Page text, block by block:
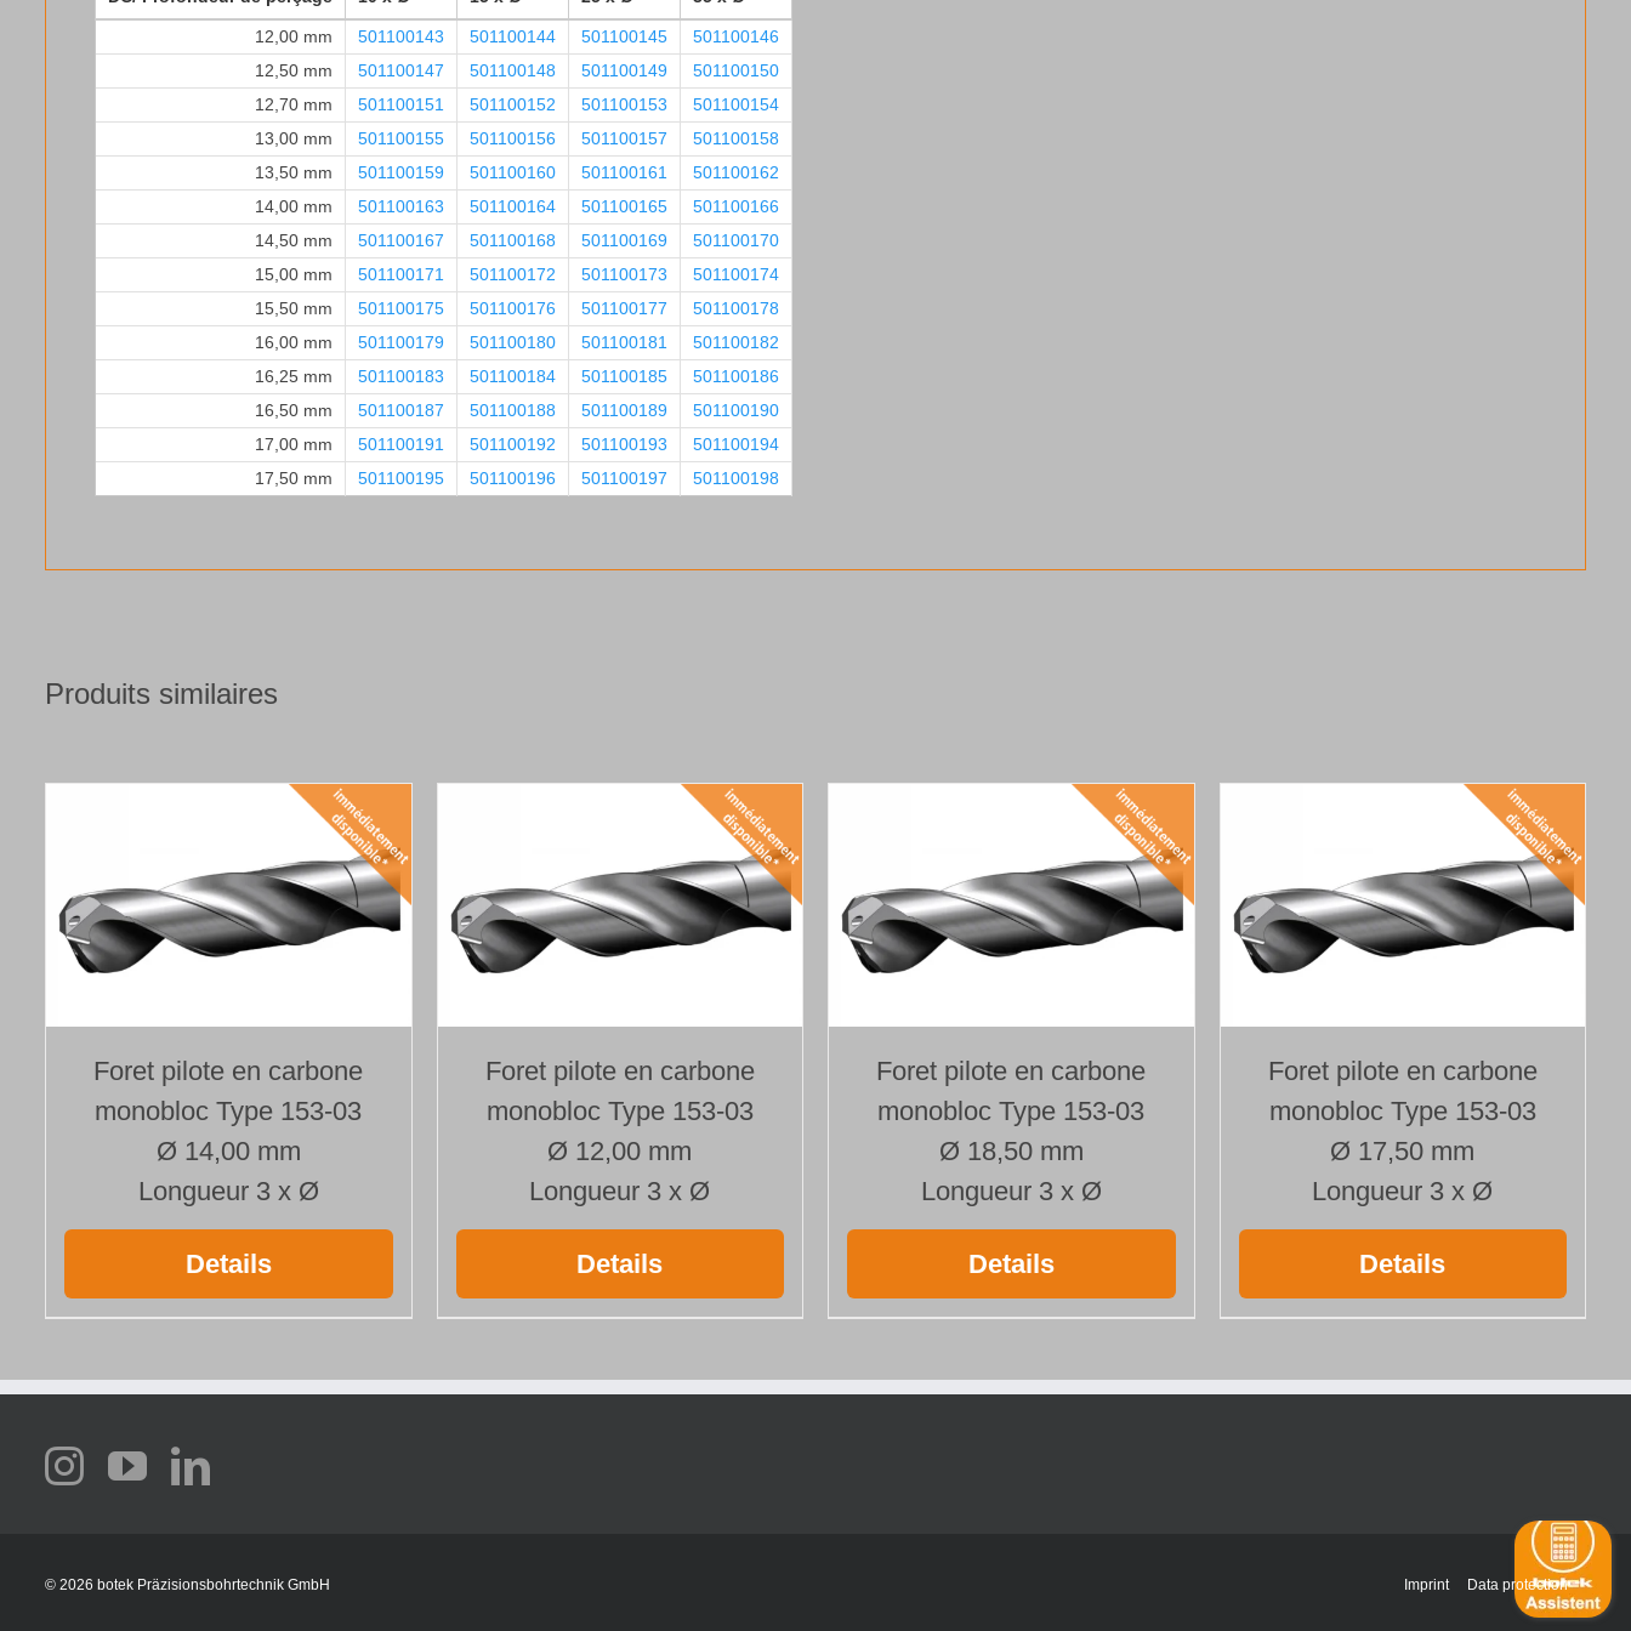
12,00 mm 501100143 501100144 501100145
501100146
12,50 mm
501100147 501100148 501100149
501100150
12,70 mm
501100151 501100152 501100153
501100154
13,00 mm
501100155 501100156 501100157
501100158
13,50 mm
501100159 501100160 501100161
501100162
14,00 mm
501100163 501100164 501100165
501100166
14,50 mm
501100167 501100168 501100169
501100170
15,00 mm
501100171 501100172 501100173
501100174
15,50 mm
501100175 501100176 501100177
501100178
16,00 mm
501100179 501100180 501100181
501100182
16,25 mm
501100183 501100184 501100185
501100186
16,50 mm
501100187 501100188 501100189
501100190
17,00 mm
501100191 501100192 501100193
501100194
17,50 mm
501100195 501100196 501100197 501100198
Produits similaires
Foret pilote en carbone
monobloc Type 153-03
Ø 14,00 mm
Longueur 3 x Ø
Details
Foret pilote en carbone
monobloc Type 153-03
Ø 12,00 mm
Longueur 3 x Ø
Details
Foret pilote en carbone
monobloc Type 153-03
Ø 18,50 mm
Longueur 3 x Ø
Details
Foret pilote en carbone
monobloc Type 153-03
Ø 17,50 mm
Longueur 3 x Ø
Details
© 2026 botek Präzisionsbohrtechnik GmbH Imprint Data protection